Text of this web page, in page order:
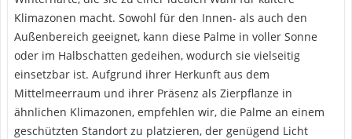
Klimazonen macht. Sowohl für den Innen- als auch den
Außenbereich geeignet, kann diese Palme in voller Sonne
oder im Halbschatten gedeihen, wodurch sie vielseitig
einsetzbar ist. Aufgrund ihrer Herkunft aus dem
Mittelmeerraum und ihrer Präsenz als Zierpflanze in
ähnlichen Klimazonen, empfehlen wir, die Palme an einem
geschützten Standort zu platzieren, der genügend Licht